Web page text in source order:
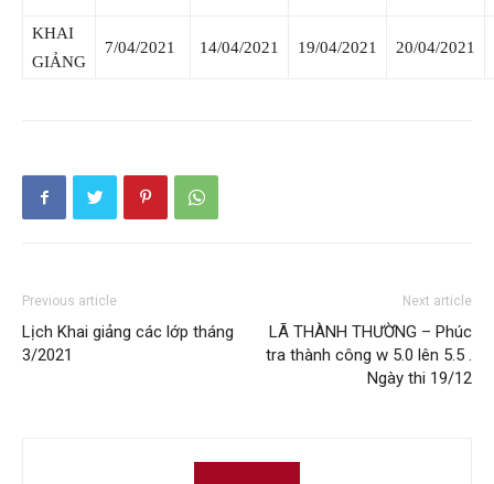
KHAI
GIẢNG
7/04/2021 14/04/2021 19/04/2021 20/04/2021
Previous article
Lịch Khai giảng các lớp tháng
3/2021
Next article
LÃ THÀNH THƯỜNG – Phúc
tra thành công w 5.0 lên 5.5 .
Ngày thi 19/12